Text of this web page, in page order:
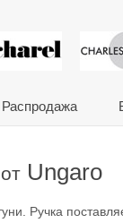
Распродажа
от Ungaro
Ручка